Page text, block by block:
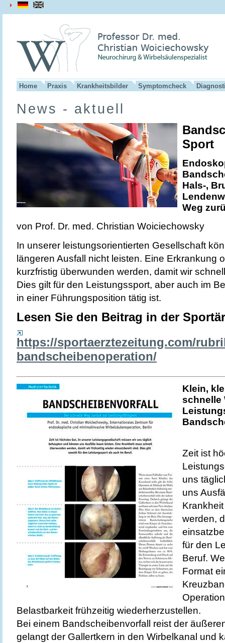
Home Praxis Krankheitsbilder Symptomcheck
News - aktuell
Sport
Hals-,
Weg
von Prof. Dr. med. Christian Woiciechowsky
In unserer leistungsorientierten Gesellschaft
längeren Ausfall nicht leisten. Eine Erkrankung
kurzfristig überwunden werden, damit wir
Dies gilt für den Leistungssport, aber auch im
in einer Führungsposition tätig ist.
Lesen Sie den Beitrag in der
https://sportaerztezeitung.com/
bandscheibenoperation/
Klein,
schnelle
Zeit ist
uns
uns
werden,
für den
Beruf.
Format
Belastbarkeit frühzeitig wiederherzustellen.
Bei einem Bandscheibenvorfall reist der
gelangt der Gallertkern in den Wirbelkanal und